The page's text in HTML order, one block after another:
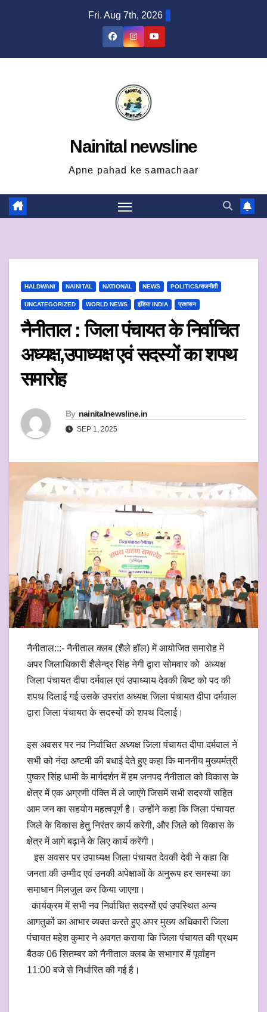
Fri. Aug 7th, 2026
Nainital newsline
Apne pahad ke samachaar
HALDWANI NAINITAL NATIONAL NEWS POLITICS/राजनीती
UNCATEGORIZED WORLD NEWS इंडिया INDIA प्रशासन
नैनीताल : जिला पंचायत के निर्वाचित
अध्यक्ष,उपाध्यक्ष एवं सदस्यों का शपथ
समारोह
By nainitalnewsline.in
SEP 1, 2025
नैनीताल:::- नैनीताल क्लब (शैले हॉल) में आयोजित समारोह में
अपर जिलाधिकारी शैलेन्द्र सिंह नेगी द्वारा सोमवार को अध्यक्ष
जिला पंचायत दीपा दर्मवाल एवं उपाध्याय देवकी बिष्ट को पद की
शपथ दिलाई गई उसके उपरांत अध्यक्ष जिला पंचायत दीपा दर्मवाल
द्वारा जिला पंचायत के सदस्यों को शपथ दिलाई।
इस अवसर पर नव निर्वाचित अध्यक्ष जिला पंचायत दीपा दर्मवाल ने
सभी को नंदा अष्टमी की बधाई देते हुए कहा कि माननीय मुख्यमंत्री
पुष्कर सिंह धामी के मार्गदर्शन में हम जनपद नैनीताल को विकास के
क्षेत्र में एक अग्रणी पंक्ति में ले जाएंगे जिसमें सभी सदस्यों सहित
आम जन का सहयोग महत्वपूर्ण है। उन्होंने कहा कि जिला पंचायत
जिले के विकास हेतु निरंतर कार्य करेगी, और जिले को विकास के
क्षेत्र में आगे बढ़ाने के लिए कार्य करेंगी।
इस अवसर पर उपाध्यक्ष जिला पंचायत देवकी देवी ने कहा कि
जनता की उम्मीद एवं उनकी अपेक्षाओं के अनुरूप हर समस्या का
समाधान मिलजुल कर किया जाएगा।
कार्यक्रम में सभी नव निर्वाचित सदस्यों एवं उपस्थित अन्य
आगतुकों का आभार व्यक्त करते हुए अपर मुख्य अधिकारी जिला
पंचायत महेश कुमार ने अवगत कराया कि जिला पंचायत की प्रथम
बैठक 06 सितम्बर को नैनीताल क्लब के सभागार में पूर्वांहन
11:00 बजे से निर्धारित की गई है।